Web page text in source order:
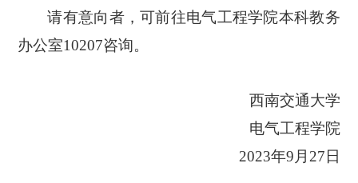
请有意向者，可前往电气工程学院本科教务
办公室10207咨询。
西南交通大学
电气工程学院
2023年9 月 27 日